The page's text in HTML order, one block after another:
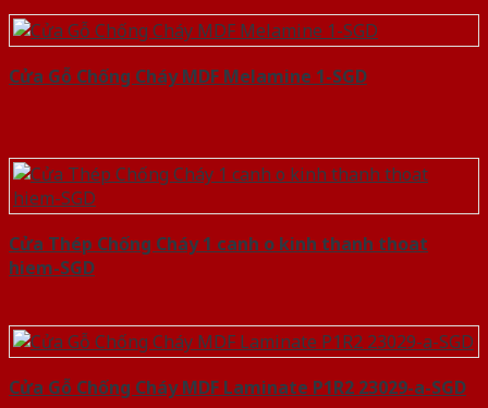
Cửa Gỗ Chống Cháy MDF Melamine 1-SGD
Cửa Thép Chống Cháy 1 canh o kinh thanh thoat
hiem-SGD
Cửa Gỗ Chống Cháy MDF Laminate P1R2 23029-a-SGD